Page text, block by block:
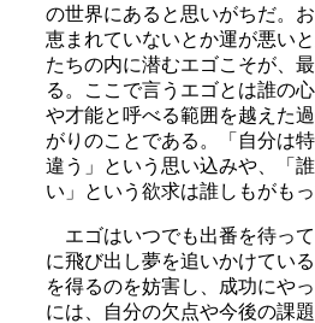
の世界にあると思いがちだ。
恵まれていないとか運が悪い
たちの内に潜むエゴこそが、
る。ここで言うエゴとは誰の
や才能と呼べる範囲を越えた
がりのことである。「自分は
違う」という思い込みや、「
い」という欲求は誰しもがもっ
エゴはいつでも出番を待っ
に飛び出し夢を追いかけてい
を得るのを妨害し、成功にや
には、自分の欠点や今後の課